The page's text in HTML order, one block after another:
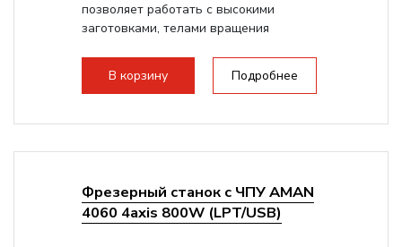
позволяет работать с высокими
заготовками, телами вращения
В корзину
Подробнее
Фрезерный станок с ЧПУ AMAN
4060 4axis 800W (LPT/USB)